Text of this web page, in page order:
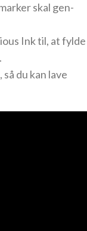
skal gen-
Ink til, at fylde
du kan lave